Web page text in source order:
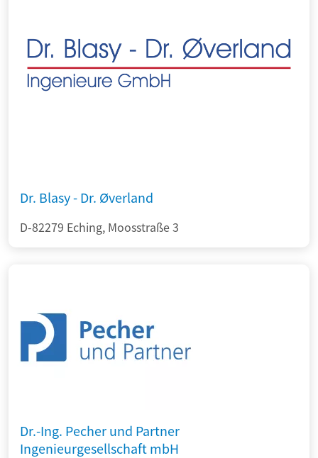
Dr. Blasy - Dr. Øverland
D-82279 Eching, Moosstraße 3
Dr.-Ing. Pecher und Partner
Ingenieurgesellschaft mbH